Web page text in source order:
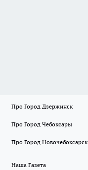
Про Город Дзержинск
Про Город Чебоксары
Про Город Новочебоксарск
Наша Газета